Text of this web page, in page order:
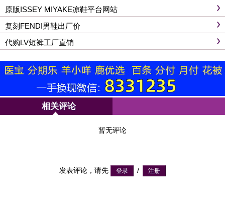
原版ISSEY MIYAKE凉鞋平台网站
复刻FENDI男鞋出厂价
代购LV短裤工厂直销
相关评论
暂无评论
发表评论，请先 /